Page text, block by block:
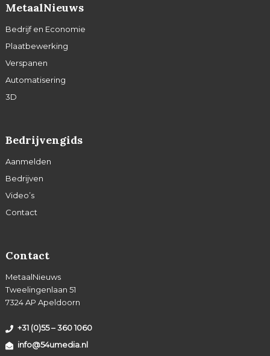
MetaalNieuws
Bedrijf en Economie
Plaatbewerking
Verspanen
Automatisering
3D
Bedrijvengids
Aanmelden
Bedrijven
Video’s
Contact
Contact
MetaalNieuws
Tweelingenlaan 51
7324 AP Apeldoorn
+31 (0)55 – 360 1060
info@54umedia.nl